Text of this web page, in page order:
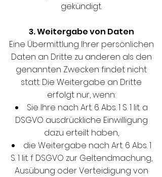
gekündigt.
3. Weitergabe von Daten
Eine Übermittlung Ihrer persönlichen
Daten an Dritte zu anderen als den
genannten Zwecken findet nicht
statt. Die Weitergabe an Dritte
erfolgt nur, wenn:
Sie Ihre nach Art. 6 Abs. 1 S. 1 lit. a
DSGVO ausdrückliche Einwilligung
dazu erteilt haben,
die Weitergabe nach Art. 6 Abs. 1
S. 1 lit. f DSGVO zur Geltendmachung,
Ausübung oder Verteidigung von